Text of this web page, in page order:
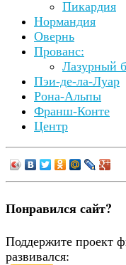
Пикардия
Нормандия
Овернь
Прованс:
Лазурный
Пэи-де-ла-Луар
Рона-Альпы
Франш-Конте
Центр
Понравился сайт?
Поддержите проект
развивался: